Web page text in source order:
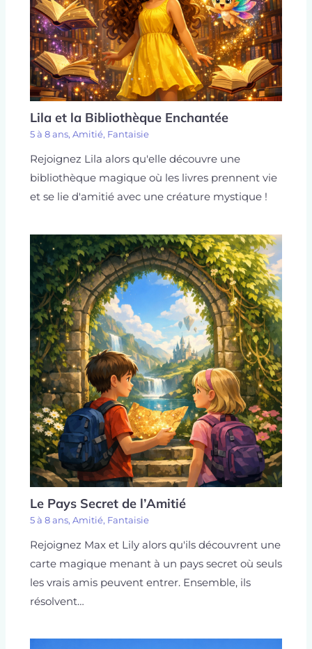
Lila et la Bibliothèque Enchantée
5 à 8 ans, Amitié, Fantaisie
Rejoignez Lila alors qu'elle découvre une
bibliothèque magique où les livres prennent vie
et se lie d'amitié avec une créature mystique !
Le Pays Secret de l’Amitié
5 à 8 ans, Amitié, Fantaisie
Rejoignez Max et Lily alors qu'ils découvrent une
carte magique menant à un pays secret où seuls
les vrais amis peuvent entrer. Ensemble, ils
résolvent…